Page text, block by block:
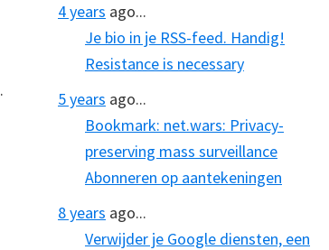
.
4 years ago...
Je bio in je RSS-feed. Handig!
Resistance is necessary
5 years ago...
Bookmark: net.wars: Privacy-
preserving mass surveillance
Abonneren op aantekeningen
8 years ago...
Verwijder je Google diensten, een